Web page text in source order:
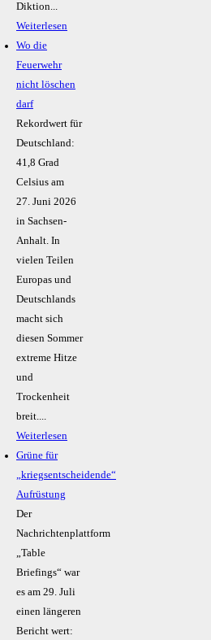
Diktion...
Weiterlesen
Wo die
Feuerwehr
nicht löschen
darf
Rekordwert für
Deutschland:
41,8 Grad
Celsius am
27. Juni 2026
in Sachsen-
Anhalt. In
vielen Teilen
Europas und
Deutschlands
macht sich
diesen Sommer
extreme Hitze
und
Trockenheit
breit....
Weiterlesen
Grüne für
„kriegsentscheidende“
Aufrüstung
Der
Nachrichtenplattform
„Table
Briefings“ war
es am 29. Juli
einen längeren
Bericht wert: